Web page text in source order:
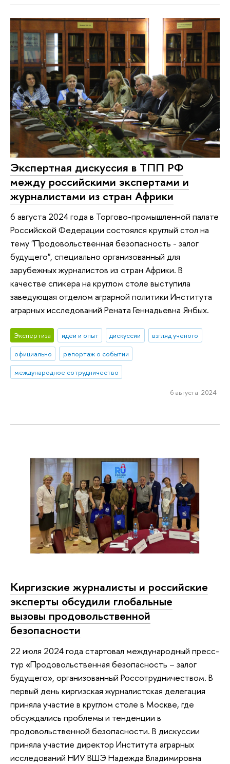
Экспертная дискуссия в ТПП РФ
между российскими экспертами и
журналистами из стран Африки
6 августа 2024 года в Торгово-промышленной палате
Российской Федерации состоялся круглый стол на
тему "Продовольственная безопасность - залог
будущего", специально организованный для
зарубежных журналистов из стран Африки. В
качестве спикера на круглом столе выступила
заведующая отделом аграрной политики Института
аграрных исследований Рената Геннадьевна Янбых.
Экспертиза идеи и опыт дискуссии
взгляд ученого
официально
репортаж о событии
международное сотрудничество
6 августа 2024
Киргизские журналисты и российские
эксперты обсудили глобальные
вызовы продовольственной
безопасности
22 июля 2024 года стартовал международный пресс-
тур «Продовольственная безопасность – залог
будущего», организованный Россотрудничеством. В
первый день киргизская журналистская делегация
приняла участие в круглом столе в Москве, где
обсуждались проблемы и тенденции в
продовольственной безопасности. В дискуссии
приняла участие директор Института аграрных
исследований НИУ ВШЭ Надежда Владимировна